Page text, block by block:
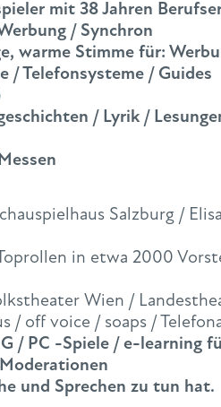
mit 38 Jahren
/ Synchron
warme Stimme für:
/ Telefonsysteme / Guides
/ Lyrik /
Salzburg /
in etwa 2000
Wien /
/ off voice / soaps /
/ PC -Spiele / e-learning
und Sprechen zu tun hat.